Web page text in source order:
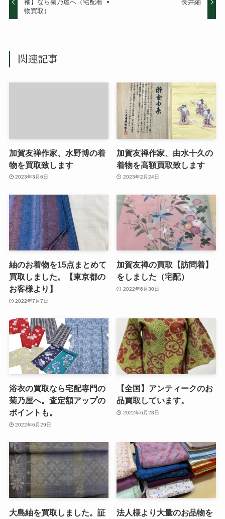
袖】なら菊乃屋へ（宅配着
物買取）
長井紬
関連記事
加賀友禅作家、水野博の着
物を買取致します
2023年3月6日
加賀友禅作家、由水十久の
着物を高額買取致します
2023年2月24日
紬のお着物を15点まとめて
買取しました。【東京都の
お客様より】
2022年7月7日
加賀友禅の買取【訪問着】
をしました（宅配）
2022年6月30日
浴衣の買取なら宅配専門の
菊乃屋へ。査定額アップの
ポイントも。
2022年6月29日
【全国】アンティークのお
品買取しています。
2022年6月28日
大島紬を買取しました。証
法人様より大量のお品物を